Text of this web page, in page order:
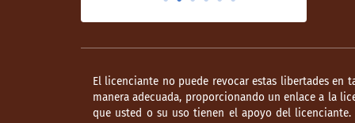
El licenciante no puede revocar estas libertades
manera adecuada, proporcionando un enlace a la
que usted o su uso tienen el apoyo del licenciante.